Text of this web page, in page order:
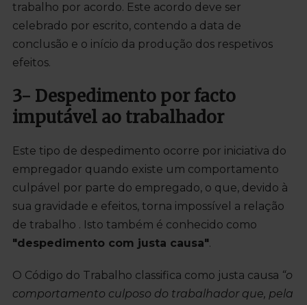
trabalho por acordo. Este acordo deve ser
celebrado por escrito, contendo a data de
conclusão e o início da produção dos respetivos
efeitos.
3- Despedimento por facto
imputável ao trabalhador
Este tipo de despedimento ocorre por iniciativa do
empregador quando existe um comportamento
culpável por parte do empregado, o que, devido à
sua gravidade e efeitos, torna impossível a relação
de trabalho . Isto também é conhecido como
"despedimento com justa causa".
O Código do Trabalho classifica como justa causa “o
comportamento culposo do trabalhador que, pela